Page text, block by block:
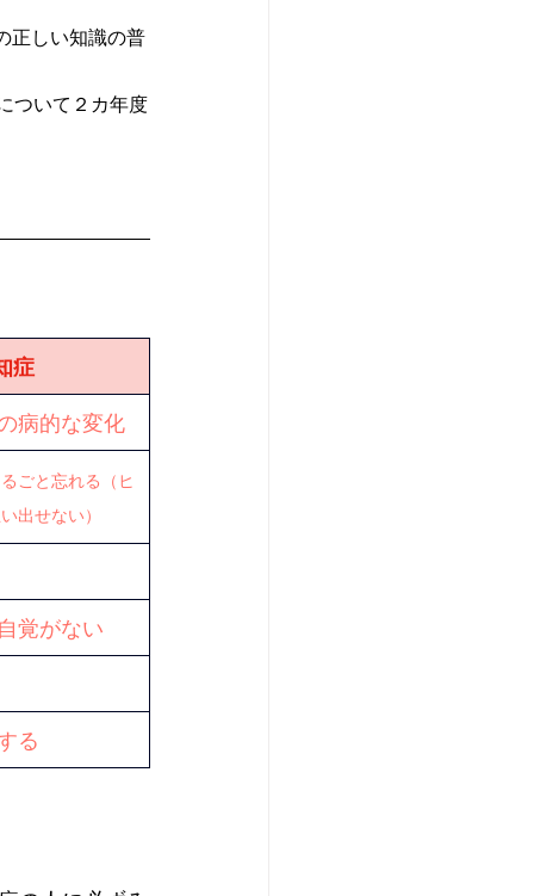
正しい知識の普
ついて２カ年度
症
病的な変化
ごと忘れる（ヒ
出せない）
覚がない
る